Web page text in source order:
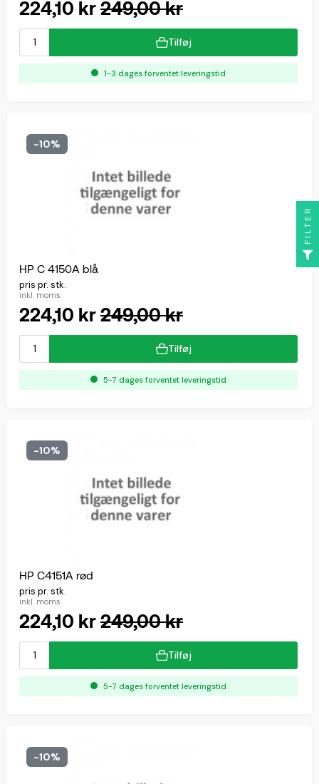
224,10 kr249,00 kr
Tilføj
1-3 dages forventet leveringstid
-10%
HP C 4150A blå
pris pr. stk.
inkl. moms
224,10 kr249,00 kr
Tilføj
5-7 dages forventet leveringstid
-10%
HP C4151A rød
pris pr. stk.
inkl. moms
224,10 kr249,00 kr
Tilføj
5-7 dages forventet leveringstid
-10%
FILTER